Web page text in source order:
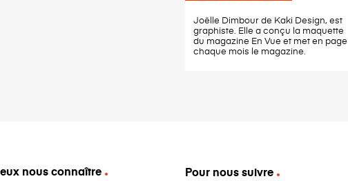
Joëlle Dimbour de Kaki Design, est
graphiste. Elle a conçu la maquette
du magazine En Vue et met en page
chaque mois le magazine.
nous connaître Pour nous suivre